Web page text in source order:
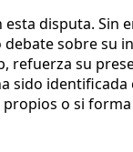
disputa. Sin
sobre su
refuerza su
sido
o si